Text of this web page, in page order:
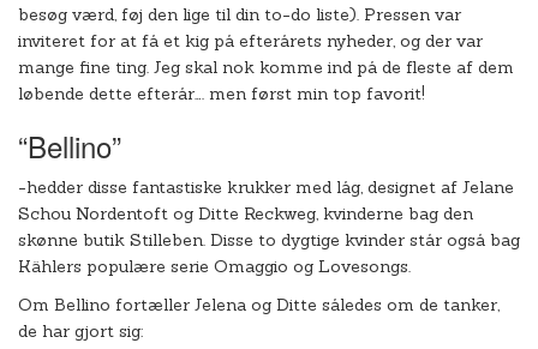
besøg værd, føj den lige til din to-do liste). Pressen var
inviteret for at få et kig på efterårets nyheder, og der var
mange fine ting. Jeg skal nok komme ind på de fleste af dem
løbende dette efterår…. men først min top favorit!
“Bellino”
-hedder disse fantastiske krukker med låg, designet af Jelane
Schou Nordentoft og Ditte Reckweg, kvinderne bag den
skønne butik Stilleben. Disse to dygtige kvinder står også bag
Kählers populære serie Omaggio og Lovesongs.
Om Bellino fortæller Jelena og Ditte således om de tanker,
de har gjort sig: